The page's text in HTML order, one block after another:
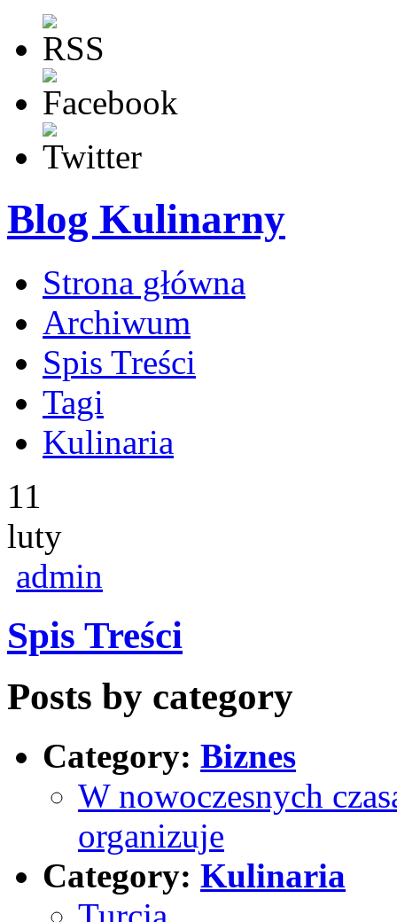
Blog Kulinarny
Strona główna
Archiwum
Spis Treści
Tagi
Kulinaria
11
luty
admin
Spis Treści
Posts by category
Category: Biznes
W nowoczesnych
organizuje
Category: Kulinaria